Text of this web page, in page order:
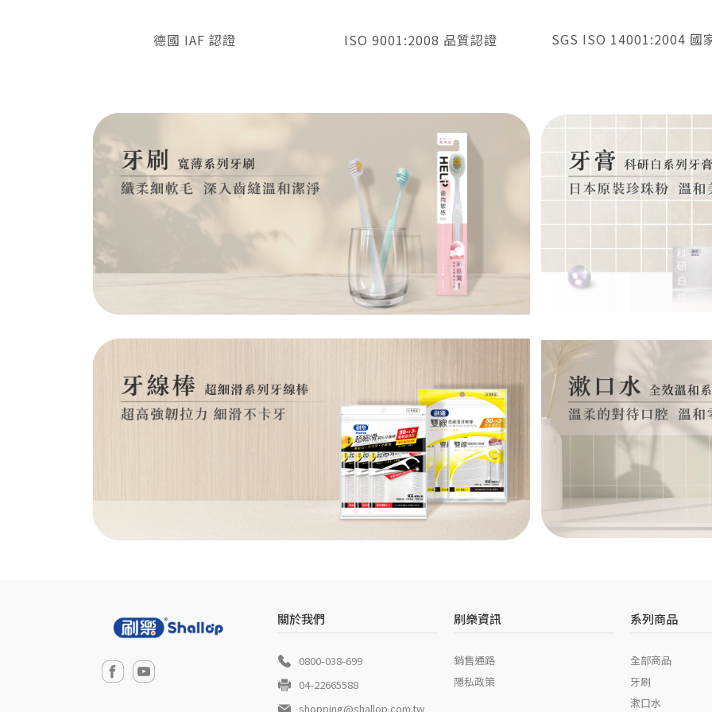
德國 IAF 認證 ISO 9001:2008 品質認證 SGS ISO 14001:2004 國
關於我們
0800-038-699
04-22665588
shopping@shallop.com.tw
刷樂資訊
銷售通路
隱私政策
系列商品
全部商品
牙刷
漱口水